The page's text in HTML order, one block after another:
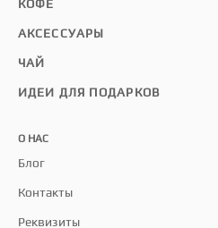
КОФЕ
АКСЕССУАРЫ
ЧАЙ
ИДЕИ ДЛЯ ПОДАРКОВ
О НАС
Блог
Контакты
Реквизиты